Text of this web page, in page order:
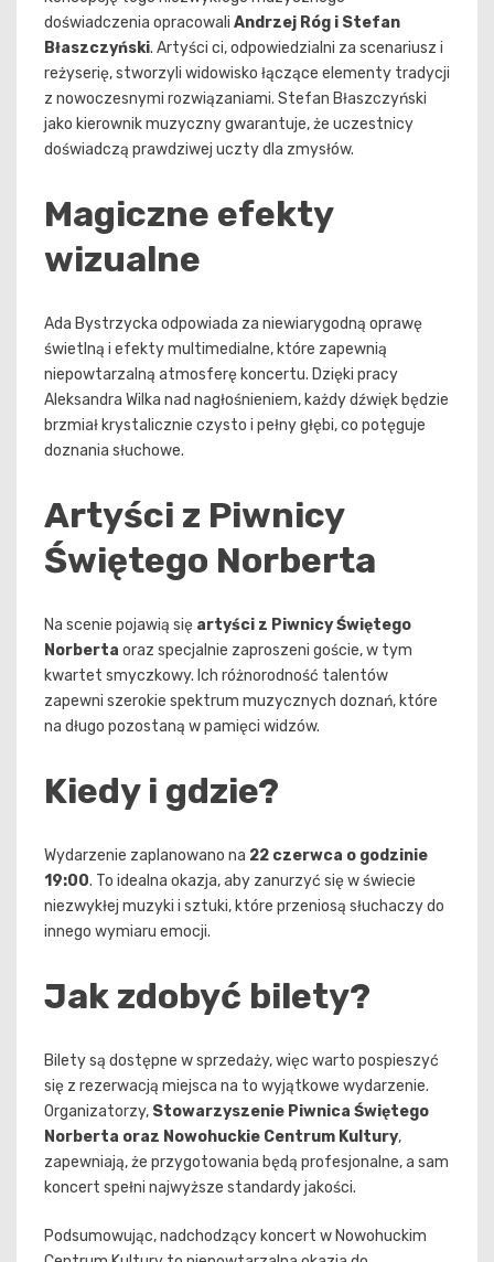
doświadczenia opracowali Andrzej Róg i Stefan
Błaszczyński. Artyści ci, odpowiedzialni za scenariusz i
reżyserię, stworzyli widowisko łączące elementy tradycji
z nowoczesnymi rozwiązaniami. Stefan Błaszczyński
jako kierownik muzyczny gwarantuje, że uczestnicy
doświadczą prawdziwej uczty dla zmysłów.
Magiczne efekty
wizualne
Ada Bystrzycka odpowiada za niewiarygodną oprawę
świetlną i efekty multimedialne, które zapewnią
niepowtarzalną atmosferę koncertu. Dzięki pracy
Aleksandra Wilka nad nagłośnieniem, każdy dźwięk będzie
brzmiał krystalicznie czysto i pełny głębi, co potęguje
doznania słuchowe.
Artyści z Piwnicy
Świętego Norberta
Na scenie pojawią się artyści z Piwnicy Świętego
Norberta oraz specjalnie zaproszeni goście, w tym
kwartet smyczkowy. Ich różnorodność talentów
zapewni szerokie spektrum muzycznych doznań, które
na długo pozostaną w pamięci widzów.
Kiedy i gdzie?
Wydarzenie zaplanowano na 22 czerwca o godzinie
19:00. To idealna okazja, aby zanurzyć się w świecie
niezwykłej muzyki i sztuki, które przeniosą słuchaczy do
innego wymiaru emocji.
Jak zdobyć bilety?
Bilety są dostępne w sprzedaży, więc warto pospieszyć
się z rezerwacją miejsca na to wyjątkowe wydarzenie.
Organizatorzy, Stowarzyszenie Piwnica Świętego
Norberta oraz Nowohuckie Centrum Kultury,
zapewniają, że przygotowania będą profesjonalne, a sam
koncert spełni najwyższe standardy jakości.
Podsumowując, nadchodzący koncert w Nowohuckim